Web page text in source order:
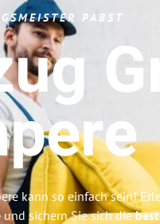
PABST
kann so einfach sein!
und sichern Sie sich die